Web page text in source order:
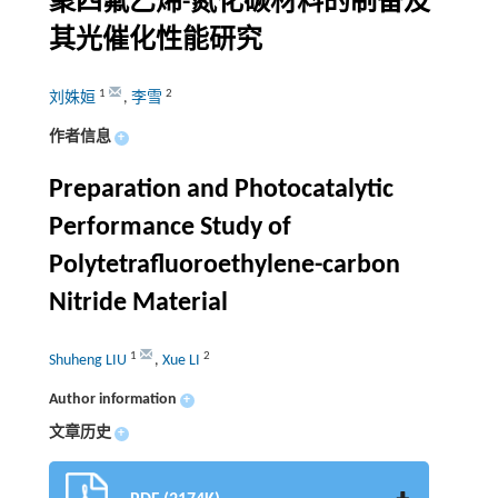
其光催化性能研究
刘姝姮 1 , 李雪 2
作者信息 +
Preparation and Photocatalytic
Performance Study of
Polytetrafluoroethylene-carbon
Nitride Material
Shuheng LIU 1 , Xue LI 2
Author information +
文章历史 +